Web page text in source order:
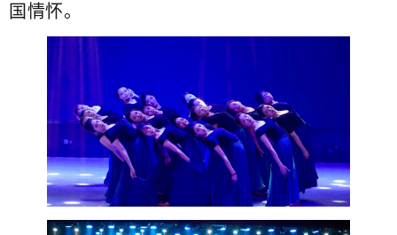
国情怀。